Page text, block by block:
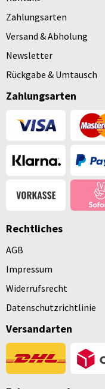
Zahlungsarten
Versand & Abholung
Newsletter
Rückgabe & Umtausch
Zahlungsarten
Rechtliches
AGB
Impressum
Widerrufsrecht
Datenschutzrichtlinie
Versandarten